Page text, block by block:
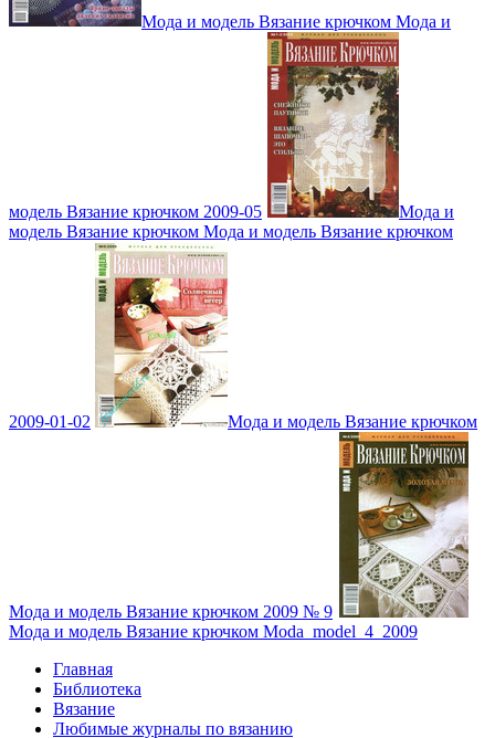
Мода и модель Вязание крючком Мода и
модель Вязание крючком 2009-05
Мода и
модель Вязание крючком Мода и модель Вязание крючком
2009-01-02 Мода и модель Вязание крючком
Мода и модель Вязание крючком 2009 № 9
Мода и модель Вязание крючком Moda_model_4_2009
Главная
Библиотека
Вязание
Любимые журналы по вязанию